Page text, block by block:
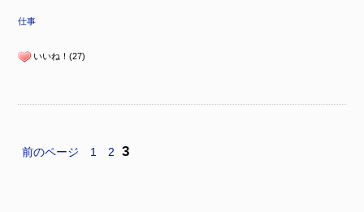
仕事
いいね！(27)
前のページ 1 2 3